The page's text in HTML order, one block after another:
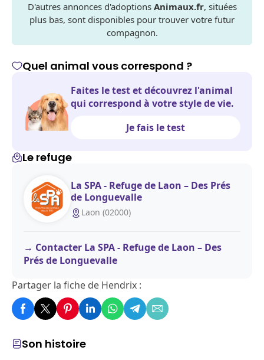
D'autres annonces d'adoptions Animaux.fr, situées
plus bas, sont disponibles pour trouver votre futur
compagnon.
Son histoire
Quel animal vous correspond ?
Faites le test et découvrez l'animal
qui correspond à votre style de vie.
Je fais le test
Le refuge
La SPA - Refuge de Laon – Des Prés
de Longuevalle
Laon (02000)
Contacter La SPA - Refuge de Laon – Des
Prés de Longuevalle
Partager la fiche de Hendrix :